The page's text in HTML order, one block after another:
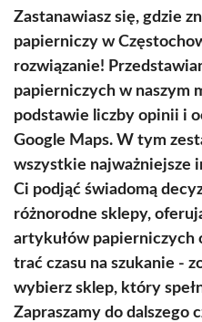
Zastanawiasz się, gdzie
papierniczy w
rozwiązanie!
papierniczych w naszym
podstawie liczby opinii i
Google Maps. W tym
wszystkie najważniejsze
Ci podjąć świadomą
różnorodne sklepy,
artykułów papierniczych
trać czasu na szukanie -
wybierz sklep, który
Zapraszamy do dalszego